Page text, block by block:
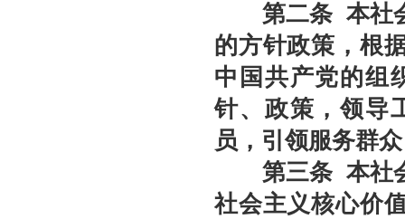
“协会+媒体+法律联动”助力企业发展系列活动之九——走进理事单位北京鸿盛祥国际
数智+拍卖 提升拍卖服务能力——姚光锋会长参加中拍协王波会长一行对阿里巴巴调
关于开展2026年度行业信用承诺活动的通知（第二批正式启动）
“协会+媒体+法律联动 助力企业发展”系列活动之八——走访会员单位北京懋隆拍卖有
北京拍卖协会会长姚光锋在2026年全国拍卖行业协会工作会上的交流发言稿
北京拍卖协会参加“2026年全国拍卖行业协会工作会”——姚光锋会长做交流发言
聚势 积微 修德 灵变——协会五届三次会员大会总结发言稿
关于北京地区拍卖企业安全生产和消防安全倡议书
第二条 本社
的方针政策，根
中国共产党的组
针、政策，领导
员，引领服务群
第三条 本社
社会主义核心价